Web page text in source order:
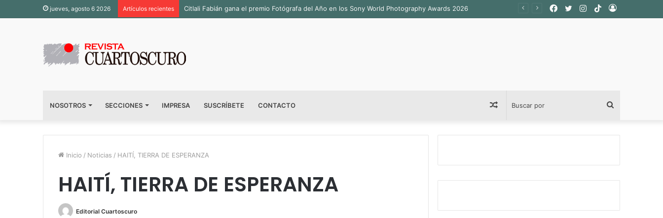
jueves, agosto 6 2026 Artículos recientes Inauguran sala permanente «Pedro Valtierra» en la Fototeca de Zacatecas Acceso
TikTok
Instagram
Twitter
Facebook
NOSOTROS SECCIONES IMPRESA SUSCRÍBETE CONTACTO
por
Publicación
al
azar
Inicio / Noticias / HAITÍ, TIERRA DE ESPERANZA
HAITÍ, TIERRA DE ESPERANZA
Editorial Cuartoscuro